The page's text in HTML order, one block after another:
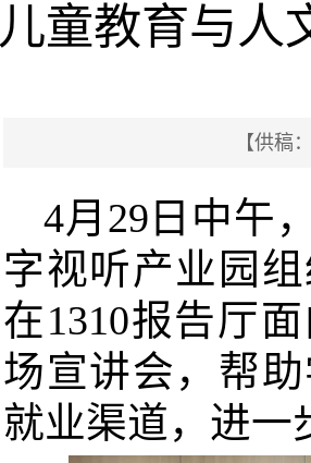
儿童教育与人
【供稿
4月 29 日中午
字视听产业园
在1310报告厅
场宣讲会，帮
就业渠道，进一